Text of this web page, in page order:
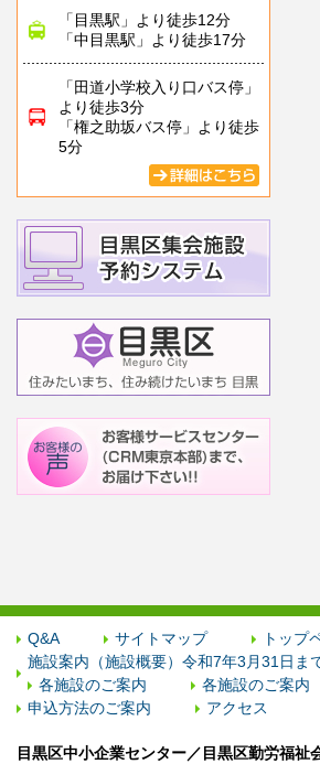
「目黒駅」より徒歩12分
「中目黒駅」より徒歩17分
「田道小学校入り口バス停」
より徒歩3分
「権之助坂バス停」より徒歩
5分
Q&A サイトマップ トップ
施設案内（施設概要）令和7年3月31日ま
各施設のご案内
各施設のご案
申込方法のご案内
アクセス
目黒区中小企業センター／目黒区勤労福祉